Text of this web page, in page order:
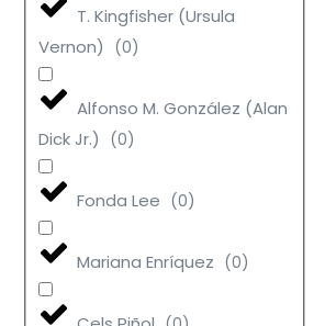
T. Kingfisher (Ursula
Vernon) (0)
Alfonso M. González (Alan
Dick Jr.) (0)
Fonda Lee (0)
Mariana Enríquez (0)